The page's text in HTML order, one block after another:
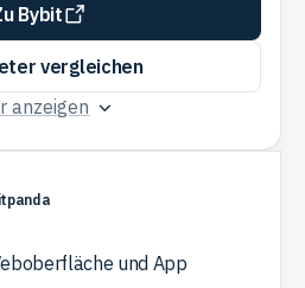
vergleichen
Bybit
anzeigen
und App